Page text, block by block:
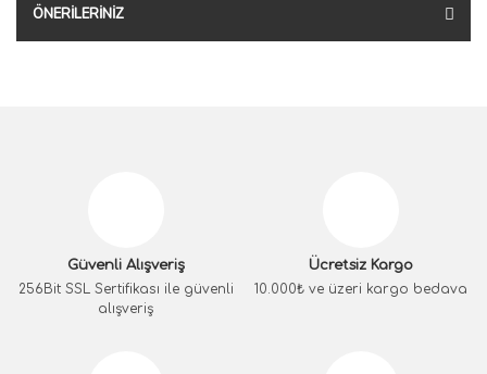
ÖNERILERINIZ
Güvenli Alışveriş
256Bit SSL Sertifikası ile güvenli
alışveriş
Ücretsiz Kargo
10.000₺ ve üzeri kargo bedava